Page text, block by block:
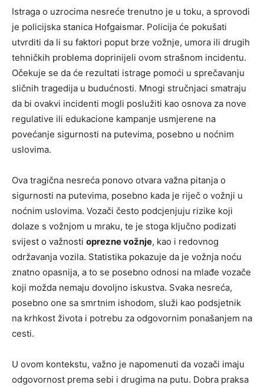
Istraga o uzrocima nesreće trenutno je u toku, a sprovodi
je policijska stanica Hofgaismar. Policija će pokušati
utvrditi da li su faktori poput brze vožnje, umora ili drugih
tehničkih problema doprinijeli ovom strašnom incidentu.
Očekuje se da će rezultati istrage pomoći u sprečavanju
sličnih tragedija u budućnosti. Mnogi stručnjaci smatraju
da bi ovakvi incidenti mogli poslužiti kao osnova za nove
regulative ili edukacione kampanje usmjerene na
povećanje sigurnosti na putevima, posebno u noćnim
uslovima.
Ova tragična nesreća ponovo otvara važna pitanja o
sigurnosti na putevima, posebno kada je riječ o vožnji u
noćnim uslovima. Vozači često podcjenjuju rizike koji
dolaze s vožnjom u mraku, te je stoga ključno podizati
svijest o važnosti oprezne vožnje, kao i redovnog
održavanja vozila. Statistika pokazuje da je vožnja noću
znatno opasnija, a to se posebno odnosi na mlađe vozače
koji možda nemaju dovoljno iskustva. Svaka nesreća,
posebno one sa smrtnim ishodom, služi kao podsjetnik
na krhkost života i potrebu za odgovornim ponašanjem na
cesti.
U ovom kontekstu, važno je napomenuti da vozači imaju
odgovornost prema sebi i drugima na putu. Dobra praksa